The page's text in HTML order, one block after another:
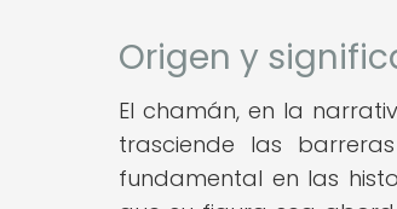
Origen y
El chamán, en la
trasciende las
fundamental en las